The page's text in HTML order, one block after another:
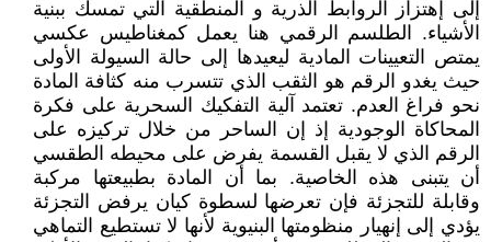
إلى إهتزاز الروابط الذرية و المنطقية التي تمسك ببنية
الأشياء. الطلسم الرقمي هنا يعمل كمغناطيس عكسي
يمتص التعيينات المادية ليعيدها إلى حالة السيولة الأولى
حيث يغدو الرقم هو الثقب الذي تتسرب منه كثافة المادة
نحو فراغ العدم. تعتمد آلية التفكيك السحرية على فكرة
المحاكاة الوجودية إذ إن الساحر من خلال تركيزه على
الرقم الذي لا يقبل القسمة يفرض على محيطه الطقسي
أن يتبنى هذه الخاصية. بما أن المادة بطبيعتها مركبة
وقابلة للتجزئة فإن تعرضها لسطوة كيان يرفض التجزئة
يؤدي إلى إنهيار منظومتها البنيوية لأنها لا تستطيع التماهي